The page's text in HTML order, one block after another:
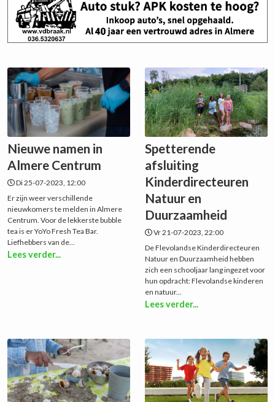
Nieuwe namen in
Almere Centrum
Di 25-07-2023, 12:00
Er zijn weer verschillende
nieuwkomers te melden in Almere
Centrum. Voor de lekkerste bubble
tea is er YoYo Fresh Tea Bar.
Liefhebbers van de...
Lees verder...
Spetterende
afsluiting
Kinderdirecteuren
Natuur en
Duurzaamheid
Vr 21-07-2023, 22:00
De Flevolandse Kinderdirecteuren
Natuur en Duurzaamheid hebben
zich een schooljaar lang ingezet voor
hun opdracht: Flevolandse kinderen
en natuur...
Lees verder...